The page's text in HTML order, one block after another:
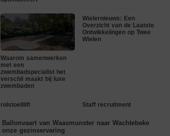
Waarom samenwerken
met een
zwembadspecialist het
verschil maakt bij luxe
zwembaden
Wielernieuws: Een
Overzicht van de Laatste
Ontwikkelingen op Twee
Wielen
rolstoelllift Staff recruitment
Ballonvaart van Waasmunster naar Wachtebeke
onze gezinservaring